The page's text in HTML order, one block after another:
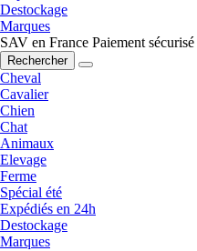
Destockage
Marques
SAV en France Paiement sécurisé
Rechercher
Cheval
Cavalier
Chien
Chat
Animaux
Elevage
Ferme
Spécial été
Expédiés en 24h
Destockage
Marques